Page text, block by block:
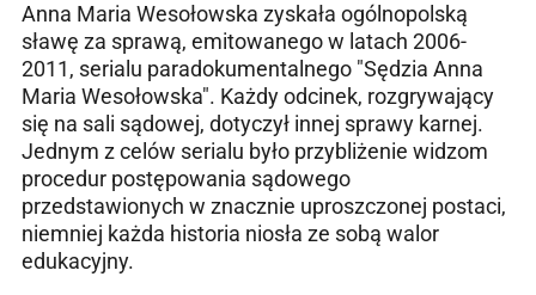
Anna Maria Wesołowska zyskała ogólnopolską
sławę za sprawą, emitowanego w latach 2006-
2011, serialu paradokumentalnego "Sędzia Anna
Maria Wesołowska". Każdy odcinek, rozgrywający
się na sali sądowej, dotyczył innej sprawy karnej.
Jednym z celów serialu było przybliżenie widzom
procedur postępowania sądowego
przedstawionych w znacznie uproszczonej postaci,
niemniej każda historia niosła ze sobą walor
edukacyjny.